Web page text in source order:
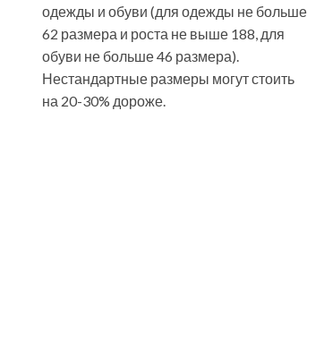
одежды и обуви (для одежды не больше
62 размера и роста не выше 188, для
обуви не больше 46 размера).
Нестандартные размеры могут стоить
на 20-30% дороже.